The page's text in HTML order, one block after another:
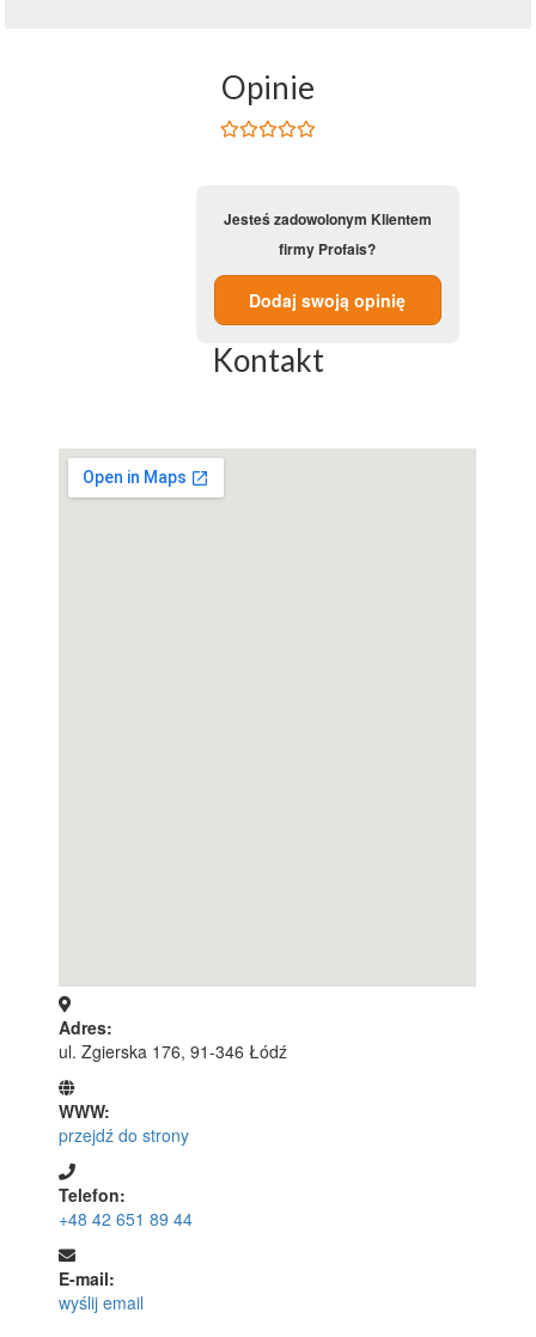
Opinie
Jesteś zadowolonym Klientem
firmy Profais?
Dodaj swoją opinię
Kontakt
Adres:
ul. Zgierska 176, 91-346 Łódź
WWW:
przejdź do strony
Telefon:
+48 42 651 89 44
E-mail:
wyślij email